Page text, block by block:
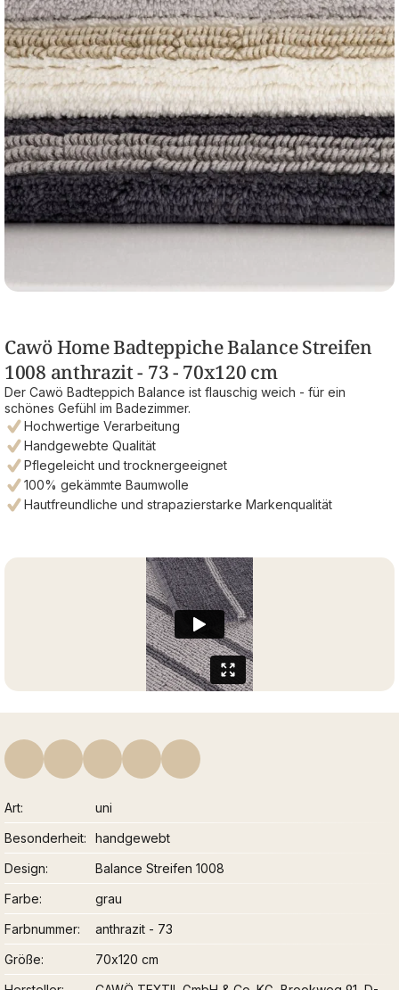
Cawö Home Badteppiche Balance Streifen
1008 anthrazit - 73 - 70x120 cm
Der Cawö Badteppich Balance ist flauschig weich - für ein
schönes Gefühl im Badezimmer.
Hochwertige Verarbeitung
Handgewebte Qualität
Pflegeleicht und trocknergeeignet
100% gekämmte Baumwolle
Hautfreundliche und strapazierstarke Markenqualität
Art
uni
Besonderheit
handgewebt
Design
Balance Streifen 1008
Farbe
grau
Farbnummer
anthrazit - 73
Größe
70x120 cm